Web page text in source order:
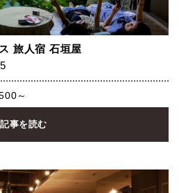
旅人宿 石垣屋
～
記事を読む